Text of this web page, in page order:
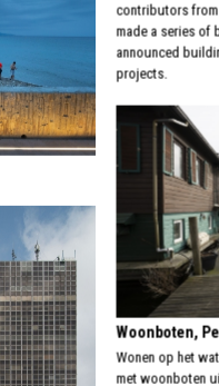
contributors
made a series of
announced
projects.
Woonboten,
Wonen op het
met woonboten